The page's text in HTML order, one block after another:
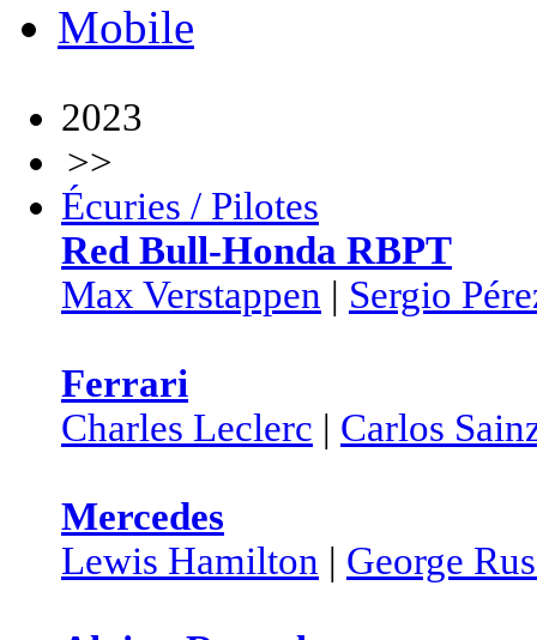
Mobile
2023
>>
Écuries / Pilotes
Red Bull-Honda RBPT
Max Verstappen | Sergio
Ferrari
Charles Leclerc | Carlos
Mercedes
Lewis Hamilton | George